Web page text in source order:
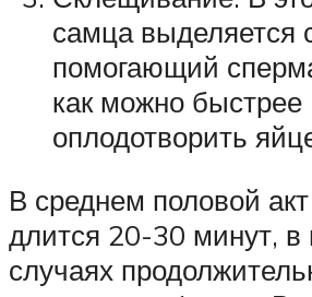
самца выделяется
помогающий
как можно быстрее
оплодотворить
В среднем половой
длится 20-30 минут, в
случаях